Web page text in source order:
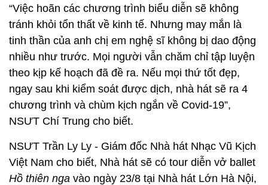
“Việc hoãn các chương trình biểu diễn sẽ không
tránh khỏi tổn thất về kinh tế. Nhưng may mắn là
tinh thần của anh chị em nghệ sĩ không bị dao động
nhiều như trước. Mọi người vẫn chăm chỉ tập luyện
theo kịp kế hoạch đã đề ra. Nếu mọi thứ tốt đẹp,
ngay sau khi kiểm soát được dịch, nhà hát sẽ ra 4
chương trình và chùm kịch ngắn về Covid-19”,
NSƯT Chí Trung cho biết.
NSƯT Trần Ly Ly - Giám đốc Nhà hát Nhạc Vũ Kịch
Việt Nam cho biết, Nhà hát sẽ có tour diễn vở ballet
Hồ thiên nga vào ngày 23/8 tại Nhà hát Lớn Hà Nội,